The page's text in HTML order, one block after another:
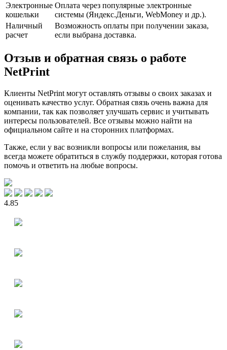
Электронные
кошельки
Оплата через популярные электронные
системы (Яндекс.Деньги, WebMoney и др.).
Наличный
расчет
Возможность оплаты при получении заказа,
если выбрана доставка.
Отзыв и обратная связь о работе
NetPrint
Клиенты NetPrint могут оставлять отзывы о своих заказах и
оценивать качество услуг. Обратная связь очень важна для
компании, так как позволяет улучшать сервис и учитывать
интересы пользователей. Все отзывы можно найти на
официальном сайте и на сторонних платформах.
Также, если у вас возникли вопросы или пожелания, вы
всегда можете обратиться в службу поддержки, которая готова
помочь и ответить на любые вопросы.
4.85